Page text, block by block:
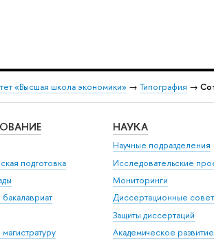
«Высшая школа экономики» → Типография →
подготовка
НАУКА
Научные подразделения
Исследовательские
Мониторинги
Диссертационные
Защиты диссертаций
Академическое развитие